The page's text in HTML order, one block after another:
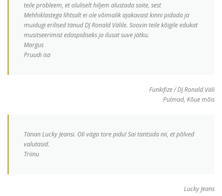
teile probleem, et oluliselt hiljem alustada saite, sest
Mehhiklastega lihtsalt ei ole võimalik ajakavast kinni pidada ja
muidugi erilised tänud DJ Ronald Välile. Soovin teile kõigile edukat
musitseerimist edaspidiseks ja ilusat suve jätku.
Margus
Pruudi isa
Funkifize / DJ Ronald Väli
Pulmad, Kõue mõis
Tänan Lucky Jeansi. Oli väga tore pidu! Sai tantsida nii, et põlved
valutasid.
Triinu
Lucky Jeans